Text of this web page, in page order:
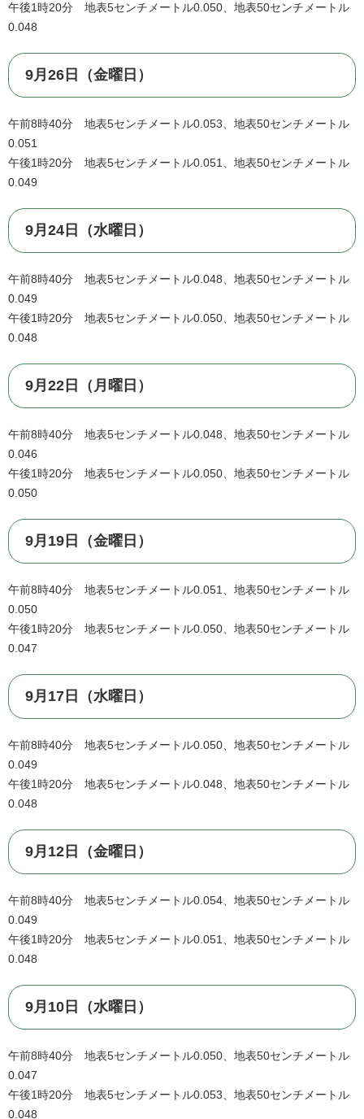
午後1時20分 地表5センチメートル0.050、地表50センチメートル
0.048
9月26日（金曜日）
午前8時40分 地表5センチメートル0.053、地表50センチメートル
0.051
午後1時20分 地表5センチメートル0.051、地表50センチメートル
0.049
9月24日（水曜日）
午前8時40分 地表5センチメートル0.048、地表50センチメートル
0.049
午後1時20分 地表5センチメートル0.050、地表50センチメートル
0.048
9月22日（月曜日）
午前8時40分 地表5センチメートル0.048、地表50センチメートル
0.046
午後1時20分 地表5センチメートル0.050、地表50センチメートル
0.050
9月19日（金曜日）
午前8時40分 地表5センチメートル0.051、地表50センチメートル
0.050
午後1時20分 地表5センチメートル0.050、地表50センチメートル
0.047
9月17日（水曜日）
午前8時40分 地表5センチメートル0.050、地表50センチメートル
0.049
午後1時20分 地表5センチメートル0.048、地表50センチメートル
0.048
9月12日（金曜日）
午前8時40分 地表5センチメートル0.054、地表50センチメートル
0.049
午後1時20分 地表5センチメートル0.051、地表50センチメートル
0.048
9月10日（水曜日）
午前8時40分 地表5センチメートル0.050、地表50センチメートル
0.047
午後1時20分 地表5センチメートル0.053、地表50センチメートル
0.048